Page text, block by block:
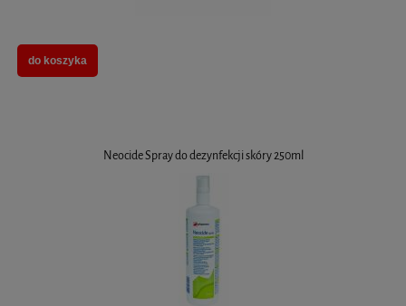
do koszyka
Neocide Spray do dezynfekcji skóry 250ml